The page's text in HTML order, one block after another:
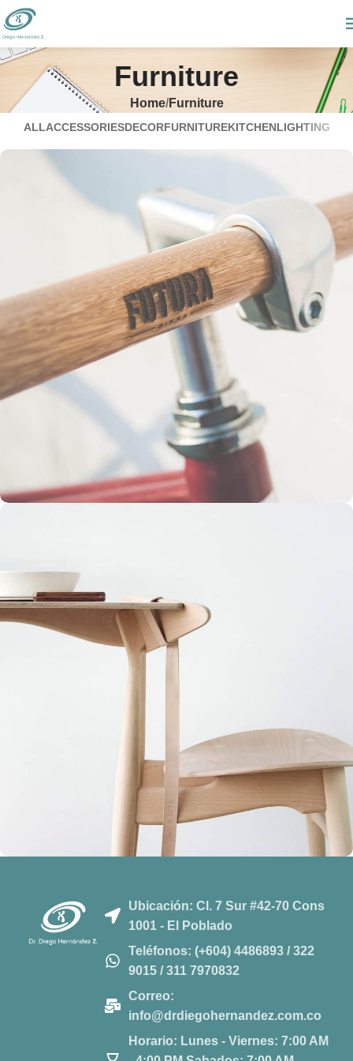
Furniture
Home Furniture
ALLACCESSORIESDECORFURNITUREKITCHENLIGHTING
A lacus bibendum pulvinar
Ubicación: Cl. 7 Sur #42-70 Cons
1001 - El Poblado
Teléfonos: (+604) 4486893 / 322
9015 / 311 7970832
Correo:
info@drdiegohernandez.com.co
Horario: Lunes - Viernes: 7:00 AM